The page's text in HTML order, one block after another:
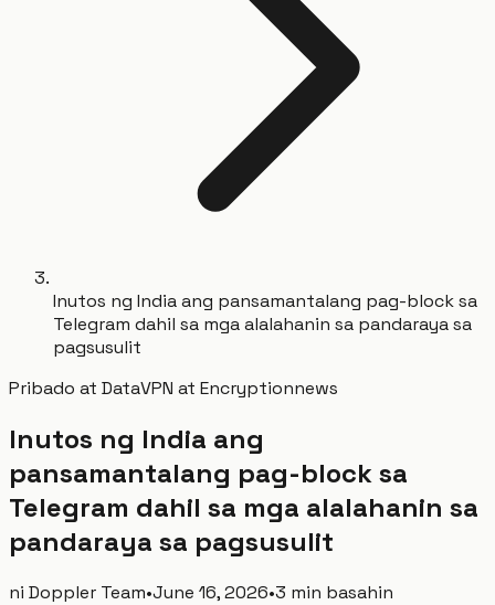
Inutos ng India ang pansamantalang pag-block sa
Telegram dahil sa mga alalahanin sa pandaraya sa
pagsusulit
Pribado at DataVPN at Encryptionnews
Inutos ng India ang
pansamantalang pag-block sa
Telegram dahil sa mga alalahanin sa
pandaraya sa pagsusulit
ni Doppler Team•June 16, 2026•3 min basahin